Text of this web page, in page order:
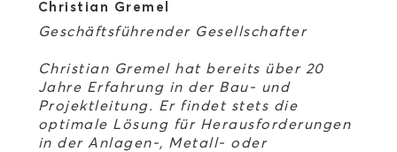
Christian Gremel
Geschäftsführender Gesellschafter
Christian Gremel hat bereits über 20
Jahre Erfahrung in der Bau- und
Projektleitung. Er findet stets die
optimale Lösung für Herausforderungen
in der Anlagen-, Metall- oder